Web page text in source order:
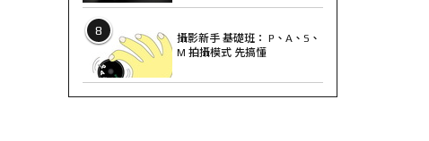
8
攝影新手 基礎班： P、A、S、
M 拍攝模式 先搞懂